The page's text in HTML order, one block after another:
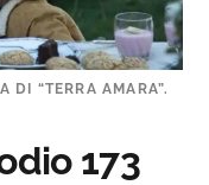
DI “TERRA AMARA”.
173